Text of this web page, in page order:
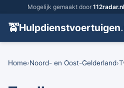
Mogelijk gemaakt door 112radar.nl
🚖Hulpdienstvoertuigen
Home›Noord- en Oost-Gelderland›